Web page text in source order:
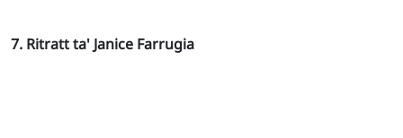
7. Ritratt ta' Janice Farrugia